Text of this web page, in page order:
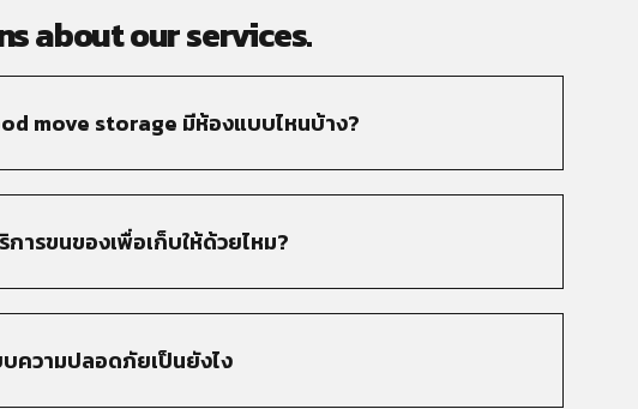
about our services.
move storage มีห้องแบบไหนบ้าง?
การขนของเพื่อเก็บให้ด้วยไหม?
บความปลอดภัยเป็นยังไง